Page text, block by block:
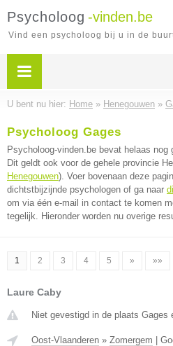
Psycholoog -vinden.be
Vind een psycholoog bij u in de
U bent nu hier: Home » Henegouwen »
Psycholoog Gages
Psycholoog-vinden.be bevat helaas nog
Dit geldt ook voor de gehele provincie
Henegouwen). Voer bovenaan deze
dichtstbijzijnde psychologen of ga naar
om via één e-mail in contact te komen
tegelijk. Hieronder worden nu overige
1 2 3 4 5 » »»
Laure Caby
Niet gevestigd in de plaats Gages
Oost-Vlaanderen » Zomergem